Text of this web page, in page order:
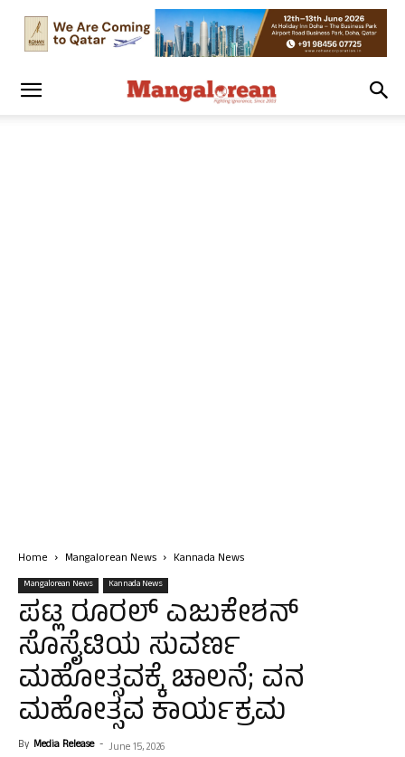
Home Mangalorean News Kannada News
Mangalorean News Kannada News
ಪಟ್ಲ ರೂರಲ್ ಎಜುಕೇಶನ್
ಸೊಸೈಟಿಯ ಸುವರ್ಣ
ಮಹೋತ್ಸವಕ್ಕೆ ಚಾಲನೆ; ವನ
ಮಹೋತ್ಸವ ಕಾರ್ಯಕ್ರಮ
By Media Release - June 15, 2026